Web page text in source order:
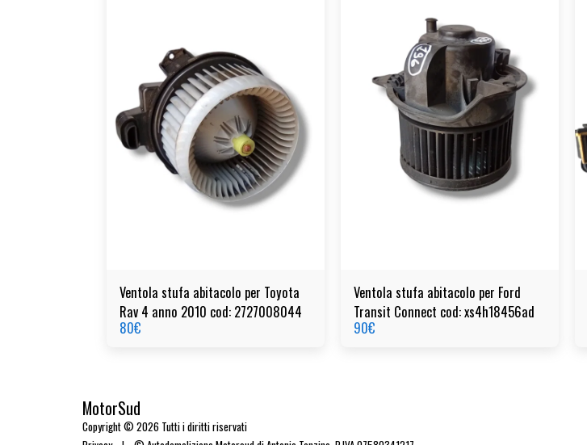
Ventola stufa abitacolo per Toyota
Rav 4 anno 2010 cod: 2727008044
80€
Ventola stufa abitacolo per Ford
Transit Connect cod: xs4h18456ad
90€
MotorSud
Copyright © 2026 Tutti i diritti riservati